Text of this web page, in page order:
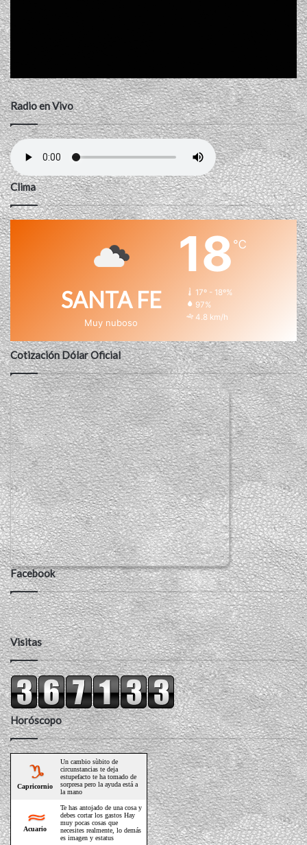
Radio en Vivo
Clima
SANTA FE
Muy nuboso
18℃
17º - 18º%
97%
4.8 km/h
Cotización Dólar Oficial
Facebook
Visitas
Horóscopo